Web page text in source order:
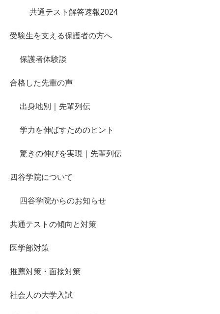
共通テスト解答速報2024
受験生を支える保護者の方へ
保護者体験談
合格した先輩の声
出身地別｜先輩列伝
学力を伸ばすためのヒント
驚きの伸びを実現｜先輩列伝
四谷学院について
四谷学院からのお知らせ
共通テストの傾向と対策
医学部対策
推薦対策・面接対策
社会人の大学入試